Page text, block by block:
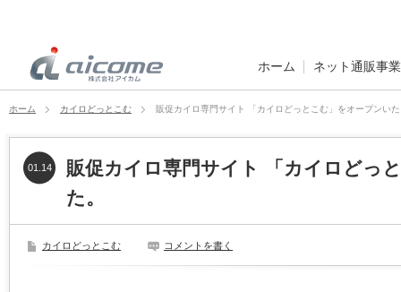
ホーム ネット通販事
ホーム カイロどっとこむ 販促カイロ専門サイト 「カイロどっとこむ」をオープンい
販促カイロ専門サイト 「カイロどっ
た。
01.14
カイロどっとこむ コメントを書く